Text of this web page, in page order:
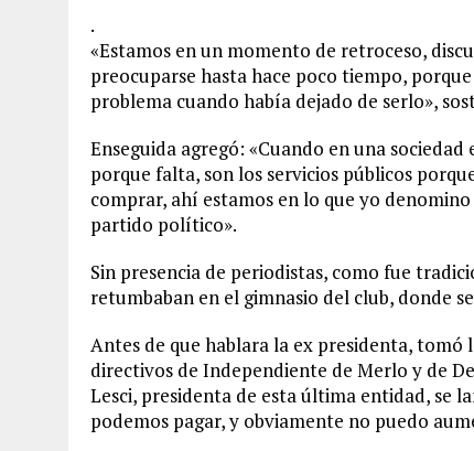
.
«Estamos en un momento de retroceso,
preocuparse hasta hace poco tiempo,
problema cuando había dejado de serlo»,
Enseguida agregó: «Cuando en una
porque falta, son los servicios públicos
comprar, ahí estamos en lo que yo
partido político».
Sin presencia de periodistas, como fue
retumbaban en el gimnasio del club, donde
Antes de que hablara la ex presidenta,
directivos de Independiente de Merlo y de
Lesci, presidenta de esta última entidad, se
podemos pagar, y obviamente no puedo